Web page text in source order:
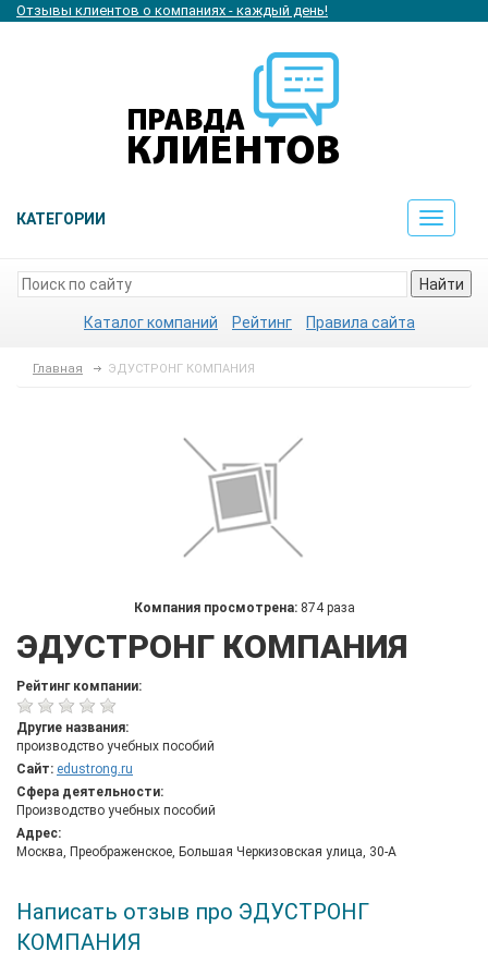
Отзывы клиентов о компаниях - каждый день!
КАТЕГОРИИ
Toggle
Найти
Каталог компаний Рейтинг Правила сайта
Главная ЭДУСТРОНГ КОМПАНИЯ
Компания просмотрена: 874 раза
ЭДУСТРОНГ КОМПАНИЯ
Рейтинг компании:
Другие названия:
производство учебных пособий
Сайт: edustrong.ru
Сфера деятельности:
Производство учебных пособий
Адрес:
Москва, Преображенское, Большая Черкизовская улица, 30-А
Написать отзыв про ЭДУСТРОНГ
КОМПАНИЯ